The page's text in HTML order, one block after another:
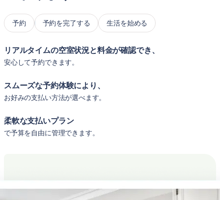
予約 予約を完了する 生活を始める
リアルタイムの空室状況と料金が確認でき、
安心して予約できます。
スムーズな予約体験により、
お好みの支払い方法が選べます。
柔軟な支払いプラン
で予算を自由に管理できます。